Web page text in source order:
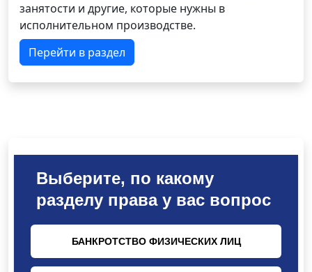
занятости и другие, которые нужны в
исполнительном производстве.
Перейти в раздел